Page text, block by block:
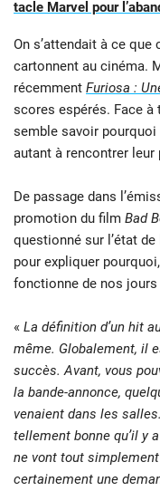
tacle Marvel pour
On s’attendait à ce
cartonnent au cinéma.
récemment Furiosa :
scores espérés. Face à
semble savoir
autant à rencontrer leur
De passage dans
promotion du film Bad
questionné sur l’état
pour expliquer
fonctionne de nos jours
« La définition d’un hit
même. Globalement, il
succès. Avant, vous
la bande-annonce,
venaient dans les
tellement bonne qu’il y
ne vont tout
certainement une